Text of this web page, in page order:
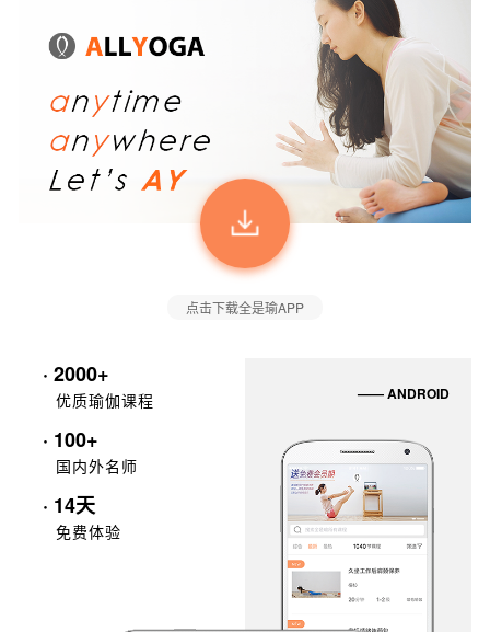
点击下载全是瑜APP
· 2000+
优质瑜伽课程
· 100+
国内外名师
· 14天
免费体验
—— ANDROID